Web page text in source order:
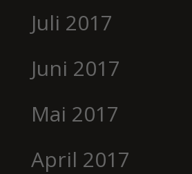
Juli 2017
Juni 2017
Mai 2017
April 2017